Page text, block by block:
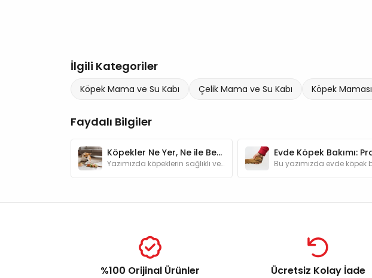
İlgili Kategoriler
Köpek Mama ve Su Kabı Çelik Mama ve Su Kabı Köpek Maması
Faydalı Bilgiler
Köpekler Ne Yer, Ne ile Beslenir?
Yazımızda köpeklerin sağlıklı ve dengeli beslenmesi için gerekli besin grupları hakkında bilgi ve "Köpekler ne yer?" sorusunun yanıtlar bulabilirsiniz
%100 Orijinal Ürünler Ücretsiz Kolay İade